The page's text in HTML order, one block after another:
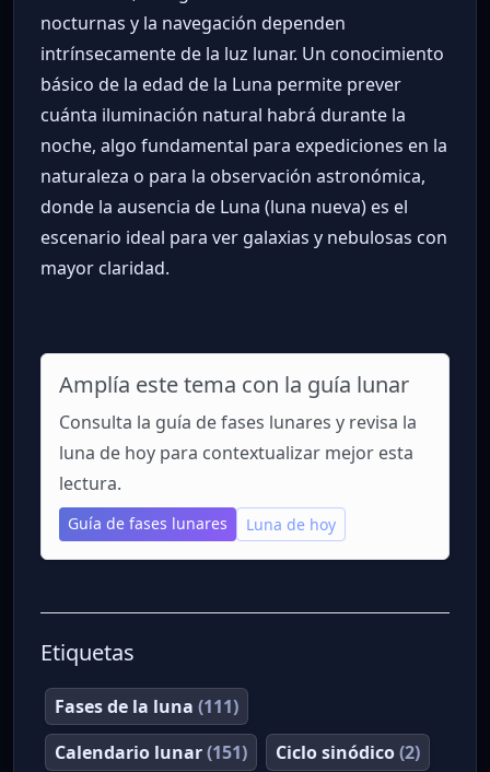
nocturnas y la navegación dependen
intrínsecamente de la luz lunar. Un conocimiento
básico de la edad de la Luna permite prever
cuánta iluminación natural habrá durante la
noche, algo fundamental para expediciones en la
naturaleza o para la observación astronómica,
donde la ausencia de Luna (luna nueva) es el
escenario ideal para ver galaxias y nebulosas con
mayor claridad.
Amplía este tema con la guía lunar
Consulta la guía de fases lunares y revisa la
luna de hoy para contextualizar mejor esta
lectura.
Guía de fases lunares Luna de hoy
Etiquetas
Fases de la luna (111)
Calendario lunar(151) Ciclo sinódico(2)